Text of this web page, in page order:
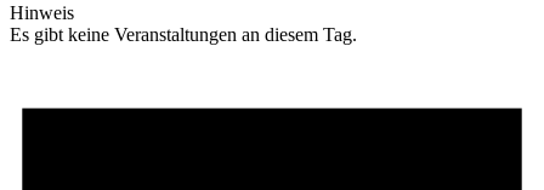
Hinweis
Es gibt keine Veranstaltungen an diesem Tag.